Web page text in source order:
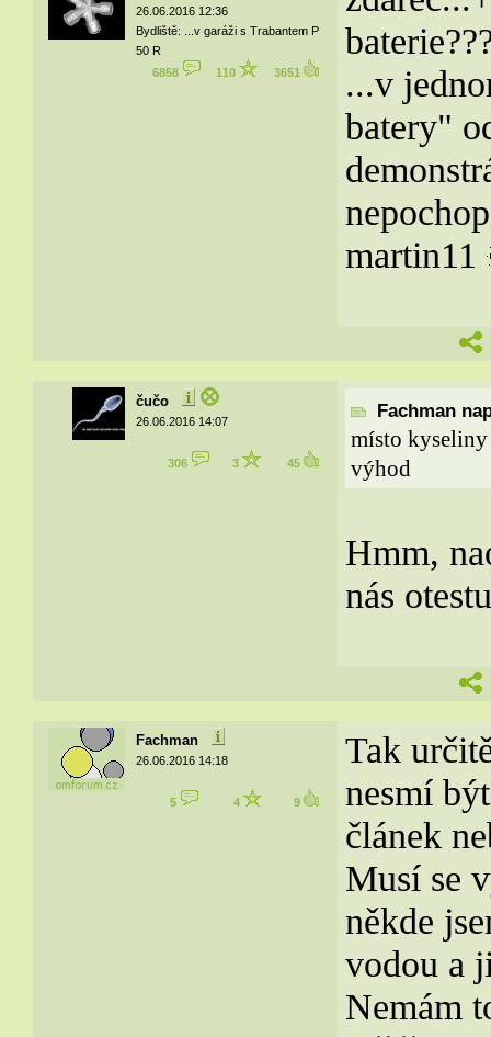
26.06.2016 12:36
Bydliště: ...v garáži s Trabantem P
50 R
6858
110 3651
...v
batery"
martin11
čučo
26.06.2016 14:07
306 3 45
Fachman
místo kyseliny
výhod
Hmm,
nás
Fachman
26.06.2016 14:18
5 4 9
Tak
nesmí
článek
Musí se
někde
vodou a
Nemám